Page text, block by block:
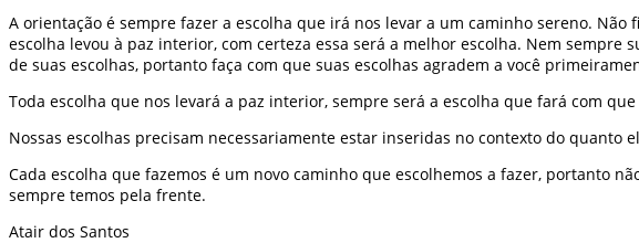
A orientação é sempre fazer a escolha que irá nos levar a um caminho sereno.
escolha levou à paz interior, com certeza essa será a melhor escolha. Nem
de suas escolhas, portanto faça com que suas escolhas agradem a você
Toda escolha que nos levará a paz interior, sempre será a escolha que fará com
Nossas escolhas precisam necessariamente estar inseridas no contexto do
Cada escolha que fazemos é um novo caminho que escolhemos a fazer, portanto
sempre temos pela frente.
Atair dos Santos